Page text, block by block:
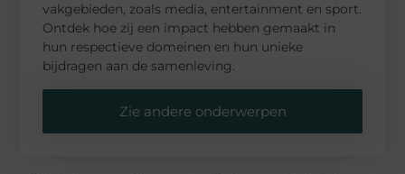
vakgebieden, zoals media, entertainment en sport.
Ontdek hoe zij een impact hebben gemaakt in
hun respectieve domeinen en hun unieke
bijdragen aan de samenleving.
Zie andere onderwerpen